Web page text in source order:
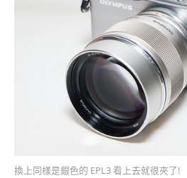
換上同樣是銀色的 EPL3 看上去就很夾了!